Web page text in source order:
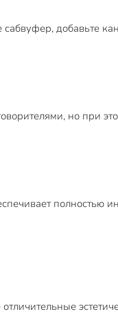
добавьте
но при
полностью